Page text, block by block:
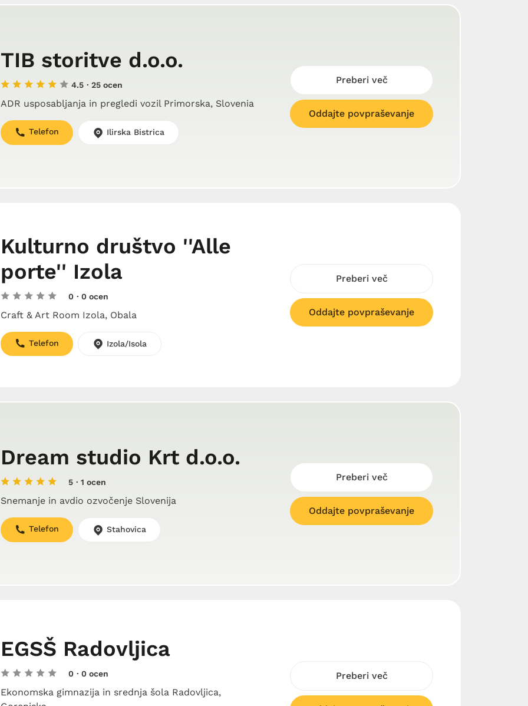
TIB storitve d.o.o.
4.5 · 25 ocen
ADR usposabljanja in pregledi vozil Primorska, Slovenia
Telefon Ilirska Bistrica
Preberi več
Oddajte povpraševanje
Kulturno društvo ''Alle
porte'' Izola
0 · 0 ocen
Craft & Art Room Izola, Obala
Telefon Izola/Isola
Preberi več
Oddajte povpraševanje
Dream studio Krt d.o.o.
5 · 1 ocen
Snemanje in avdio ozvočenje Slovenija
Telefon Stahovica
Preberi več
Oddajte povpraševanje
EGSŠ Radovljica
0 · 0 ocen
Ekonomska gimnazija in srednja šola Radovljica,
Preberi več